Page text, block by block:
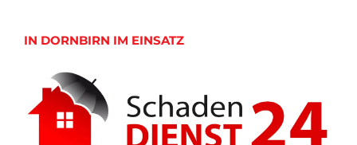
IN DORNBIRN IM EINSATZ